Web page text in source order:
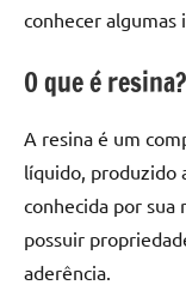
designs
mesas
de
jantar
de
resina
conhecer algumas
O que é resina?
A resina é um
líquido, produzido
conhecida por sua
possuir
aderência.